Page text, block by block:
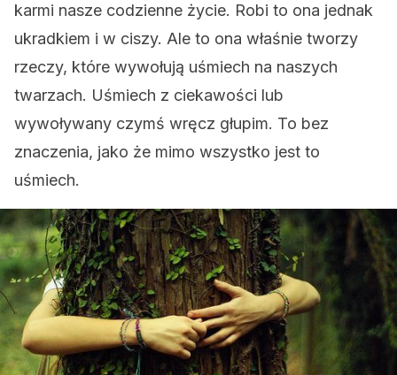
karmi nasze codzienne życie. Robi to ona jednak
ukradkiem i w ciszy. Ale to ona właśnie tworzy
rzeczy, które wywołują uśmiech na naszych
twarzach. Uśmiech z ciekawości lub
wywoływany czymś wręcz głupim. To bez
znaczenia, jako że mimo wszystko jest to
uśmiech.